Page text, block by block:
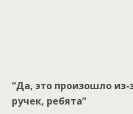
“Да, это произошло
ручек, ребята”